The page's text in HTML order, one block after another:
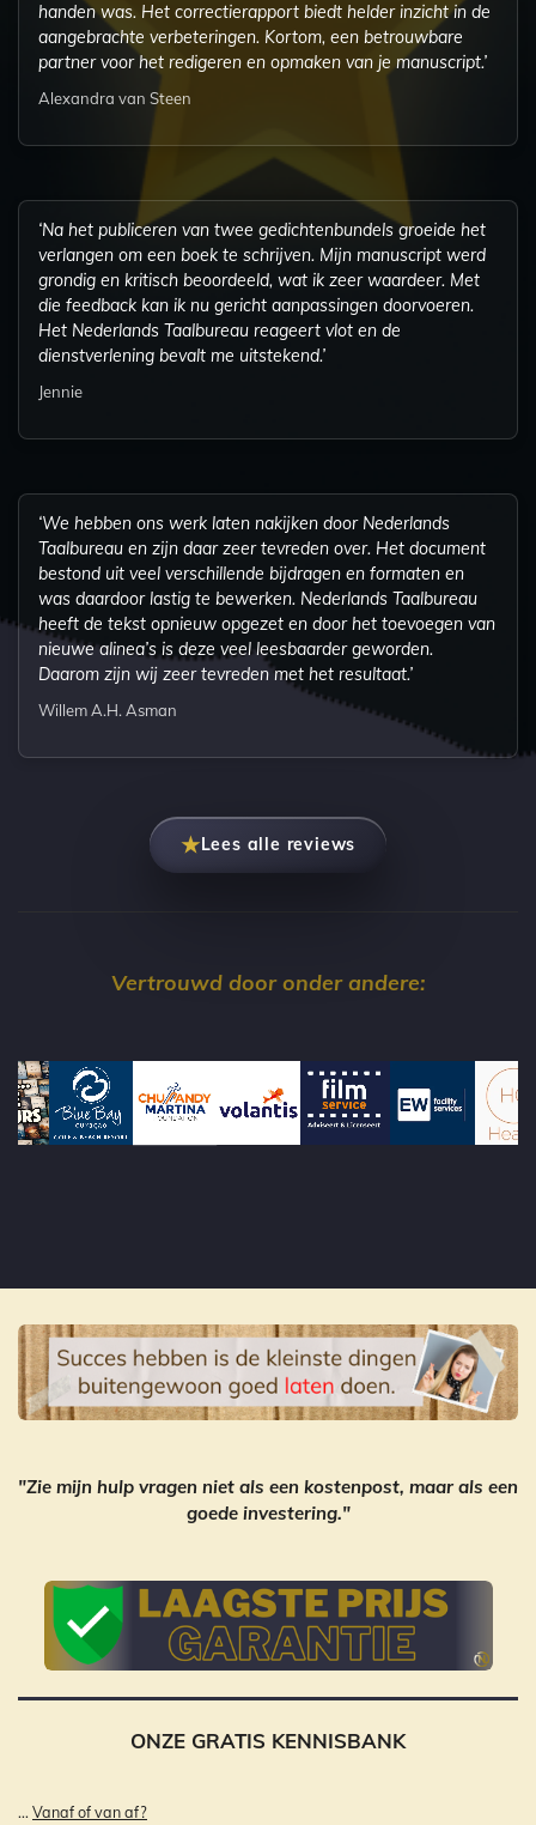
handen was. Het correctierapport biedt helder inzicht in de
aangebrachte verbeteringen. Kortom, een betrouwbare
partner voor het redigeren en opmaken van je manuscript.’
Alexandra van Steen
‘Na het publiceren van twee gedichtenbundels groeide het
verlangen om een boek te schrijven. Mijn manuscript werd
grondig en kritisch beoordeeld, wat ik zeer waardeer. Met
die feedback kan ik nu gericht aanpassingen doorvoeren.
Het Nederlands Taalbureau reageert vlot en de
dienstverlening bevalt me uitstekend.’
Jennie
‘We hebben ons werk laten nakijken door Nederlands
Taalbureau en zijn daar zeer tevreden over. Het document
bestond uit veel verschillende bijdragen en formaten en
was daardoor lastig te bewerken. Nederlands Taalbureau
heeft de tekst opnieuw opgezet en door het toevoegen van
nieuwe alinea’s is deze veel leesbaarder geworden.
Daarom zijn wij zeer tevreden met het resultaat.’
Willem A.H. Asman
★ Lees alle reviews
Vertrouwd door onder andere:
"Zie mijn hulp vragen niet als een kostenpost, maar als een
goede investering."
ONZE GRATIS KENNISBANK
... Vanaf of van af?